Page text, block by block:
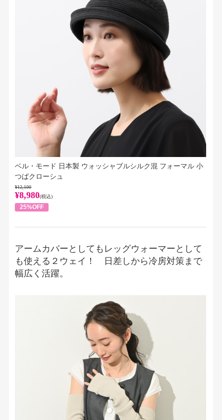
ベル・モード 日本製 ウォッシャブルシルク混 フォーマル 小
つばクローシュ
¥12,100
¥8,980(税込)
25%OFF
アームカバーとしてもレッグウォーマーとして
も使える２ウェイ！ 日差しから冷房対策まで
幅広く活躍。